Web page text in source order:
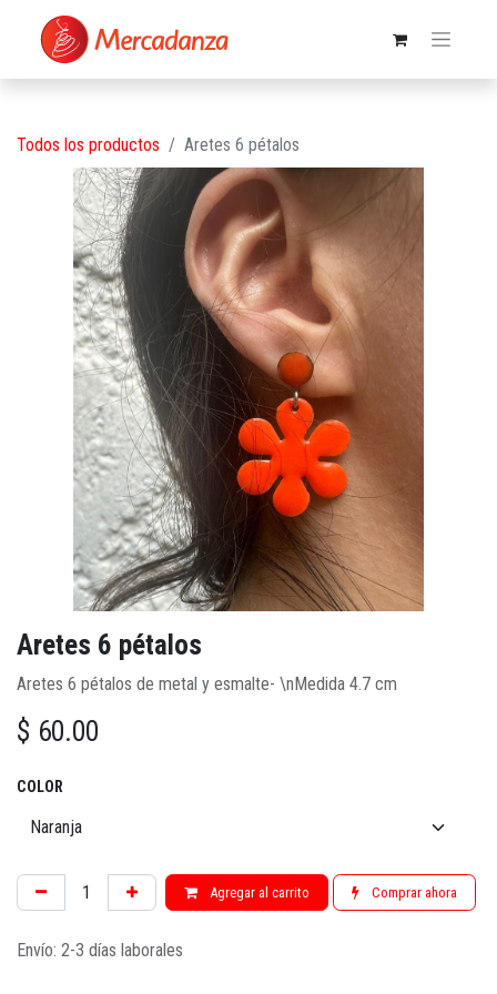
Todos los productos Aretes 6 pétalos
Aretes 6 pétalos
Aretes 6 pétalos de metal y esmalte- \nMedida 4.7 cm
$ 60.00
COLOR
Agregar al carrito Comprar ahora
Envío: 2-3 días laborales